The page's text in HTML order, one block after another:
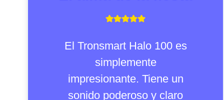
El Tronsmart Halo 100 es
simplemente
impresionante. Tiene un
sonido poderoso y claro